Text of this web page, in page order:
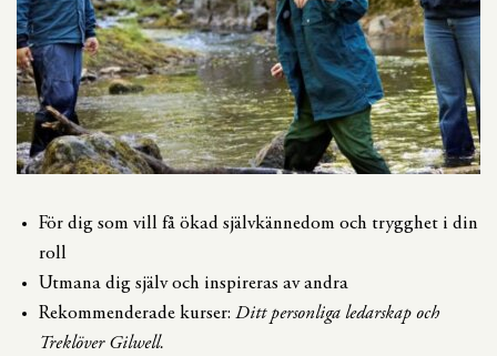
För dig som vill få ökad självkännedom och trygghet i din
roll
Utmana dig själv och inspireras av andra
Rekommenderade kurser: Ditt personliga ledarskap och
Treklöver Gilwell.